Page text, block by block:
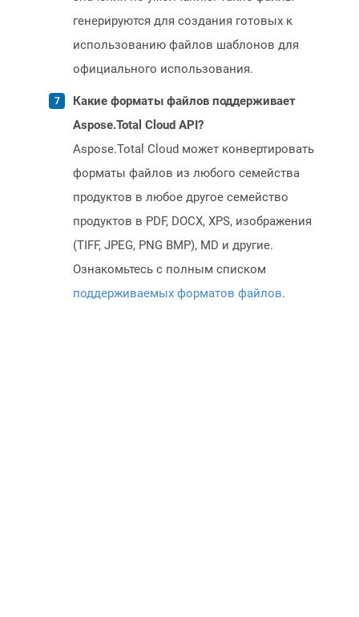
генерируются для создания готовых к
использованию файлов шаблонов для
официального использования.
Какие форматы файлов поддерживает
Aspose.Total Cloud API?
Aspose.Total Cloud может конвертировать
форматы файлов из любого семейства
продуктов в любое другое семейство
продуктов в PDF, DOCX, XPS, изображения
(TIFF, JPEG, PNG BMP), MD и другие.
Ознакомьтесь с полным списком
поддерживаемых форматов файлов.